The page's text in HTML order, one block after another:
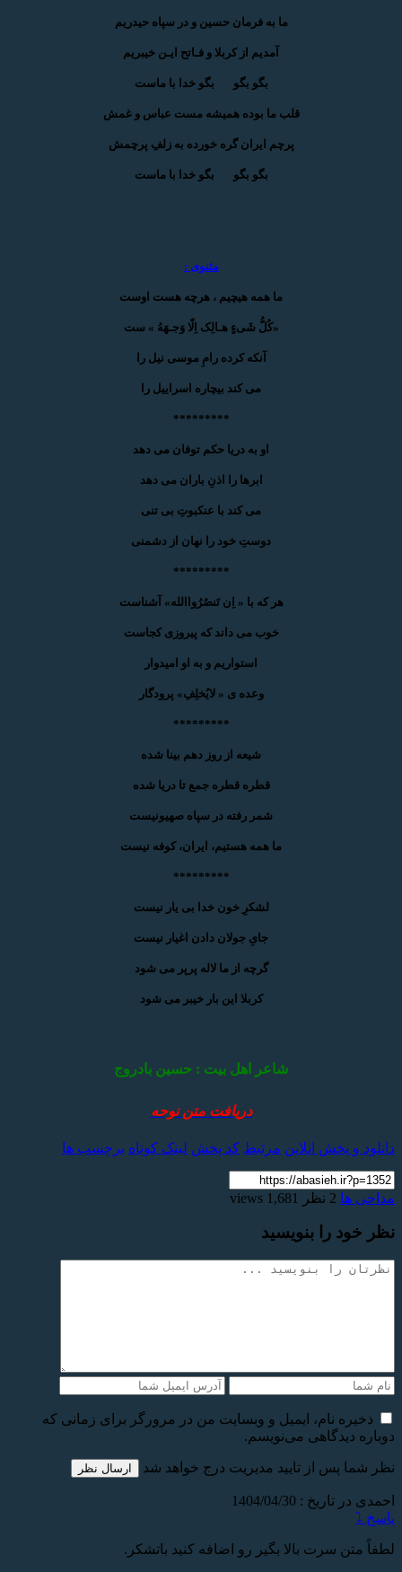
ما به فرمان حسین و در سپاه حیدریم
آمدیم از کربلا و فـاتح ایـن خیبریم
بگو بگو بگو خدا با ماست
قلب ما بوده همیشه مست عباس و غمش
پرچم ایران گره خورده به زلفِ پرچمش
بگو بگو بگو خدا با ماست
مثنوی :
ما همه هیچیم ، هرچه هست اوست
«کُلُّ شَیءٍ هـالِک اِلّا وَجـهَهُ » ست
آنکه کرده رامِ موسی نیل را
می کند بیچاره اسراییل را
*********
او به دریا حکم توفان می دهد
ابرها را اذنِ باران می دهد
می کند با عنکبوتِ بی تنی
دوستِ خود را نهان از دشمنی
*********
هر که با « اِن تَنصُرُواالله» آشناست
خوب می داند که پیروزی کجاست
استواریم و به او امیدوار
وعده ی « لایُخلِفِ» پرودگار
*********
شیعه از روز دهم بینا شده
قطره قطره جمع تا دریا شده
شمر رفته در سپاه صهیونیست
ما همه هستیم، ایران، کوفه نیست
*********
لشکرِ خون خدا بی یار نیست
جایِ جولان دادن اغیار نیست
گرچه از ما لاله پرپر می شود
کربلا این بار خیبر می شود
شاعر اهل بیت : حسین بادروج
دریافت متن نوحه
دانلود و پخش انلاین مرتبط کد پخش لینک کوتاه برچسب ها
مداحی ها 2 نظر 1,681 views
نظر خود را بنویسید
ذخیره نام، ایمیل و وبسایت من در مرورگر برای زمانی که
دوباره دیدگاهی می‌نویسم.
نظر شما پس از تایید مدیریت درج خواهد شد
احمدی در تاریخ : 1404/04/30
پاسخ ⤵️
لطفاً متن سرت بالا بگیر رو اضافه کنید باتشکر.